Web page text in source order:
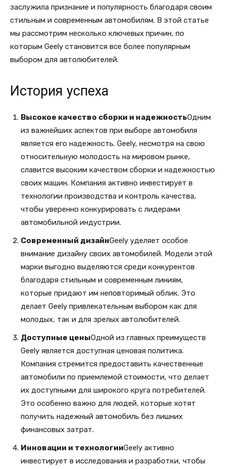
заслужила признание и популярность благодаря своим
стильным и современным автомобилям. В этой статье
мы рассмотрим несколько ключевых причин, по
которым Geely становится все более популярным
выбором для автолюбителей.
История успеха
Высокое качество сборки и надежностьОдним
из важнейших аспектов при выборе автомобиля
является его надежность. Geely, несмотря на свою
относительную молодость на мировом рынке,
славится высоким качеством сборки и надежностью
своих машин. Компания активно инвестирует в
технологии производства и контроль качества,
чтобы уверенно конкурировать с лидерами
автомобильной индустрии.
Современный дизайнGeely уделяет особое
внимание дизайну своих автомобилей. Модели этой
марки выгодно выделяются среди конкурентов
благодаря стильным и современным линиям,
которые придают им неповторимый облик. Это
делает Geely привлекательным выбором как для
молодых, так и для зрелых автолюбителей.
Доступные ценыОдной из главных преимуществ
Geely является доступная ценовая политика.
Компания стремится предоставить качественные
автомобили по приемлемой стоимости, что делает
их доступными для широкого круга потребителей.
Это особенно важно для людей, которые хотят
получить надежный автомобиль без лишних
финансовых затрат.
Инновации и технологииGeely активно
инвестирует в исследования и разработки, чтобы